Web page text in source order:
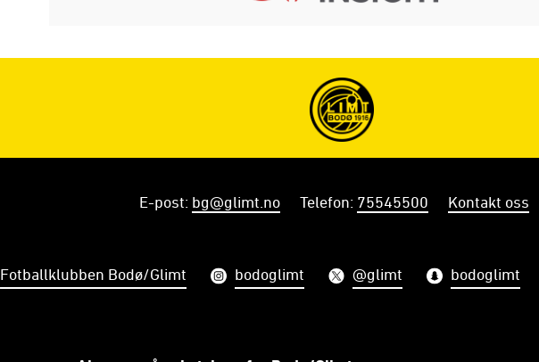
E-post: bg@glimt.no Telefon: 75545500 Kontakt oss
Fotballklubben Bodø/Glimt bodoglimt @glimt bodoglimt